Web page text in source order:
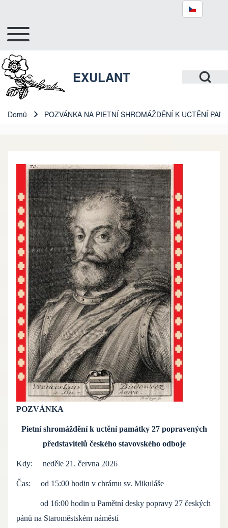
Close search
Hlavní navigace
Toggle main menu
Open Search
EXULANT
Domů POZVÁNKA NA PIETNÍ SHROMÁŽDĚNÍ K UCTĚNÍ
POZVÁNKA
Pietní shromáždění k uctění památky 27 popravených
představitelů českého stavovského odboje
Kdy: neděle 21. června 2026
Čas: od 15:00 hodin v chrámu sv. Mikuláše
od 16:00 hodin u Pamětní desky popravy 27 českých
pánů na Staroměstském náměstí